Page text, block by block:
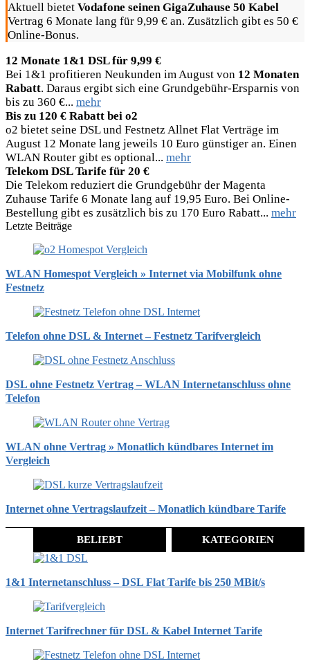
Aktuell bietet Vodafone seinen GigaZuhause 50 Kabel
Vertrag 6 Monate lang für 9,99 € an. Zusätzlich gibt es 50 €
Online-Bonus.
12 Monate 1&1 DSL für 9,99 €
Bei 1&1 profitieren Neukunden im August von 12 Monaten
Rabatt. Daraus ergibt sich eine Grundgebühr-Ersparnis von
bis zu 360 €... mehr
Bis zu 120 € Rabatt bei o2
o2 bietet seine DSL und Festnetz Allnet Flat Verträge im
August 12 Monate lang jeweils 10 Euro günstiger an. Einen
WLAN Router gibt es optional... mehr
Telekom DSL Tarife für 20 €
Die Telekom reduziert die Grundgebühr der Magenta
Zuhause Tarife 6 Monate lang auf 19,95 Euro. Bei Online-
Bestellung gibt es zusätzlich bis zu 170 Euro Rabatt... mehr
Letzte Beiträge
WLAN Homespot Vergleich » Internet via Mobilfunk ohne
Festnetz
Telefon ohne DSL & Internet – Festnetz Tarifvergleich
DSL ohne Festnetz Vertrag – WLAN Internetanschluss ohne
Telefon
WLAN ohne Vertrag » Monatlich kündbares Internet im
Vergleich
Internet ohne Vertragslaufzeit – Monatlich kündbare Tarife
BELIEBT KATEGORIEN
1&1 Internetanschluss – DSL Flat Tarife bis 250 MBit/s
Internet Tarifrechner für DSL & Kabel Internet Tarife